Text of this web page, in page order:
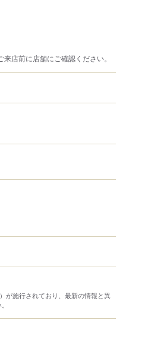
店前に店舗にご確認ください。
が施行されており、最新の情報と異